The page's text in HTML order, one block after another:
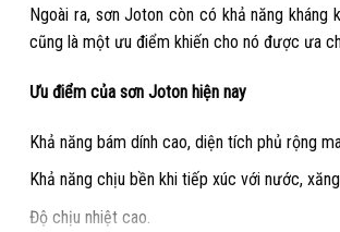
Ngoài ra, sơn Joton còn có khả năng
cũng là một ưu điểm khiến cho nó được ưa
Ưu điểm của sơn Joton hiện nay
Khả năng bám dính cao, diện tích phủ rộng
Khả năng chịu bền khi tiếp xúc với nước,
Độ chịu nhiệt cao.